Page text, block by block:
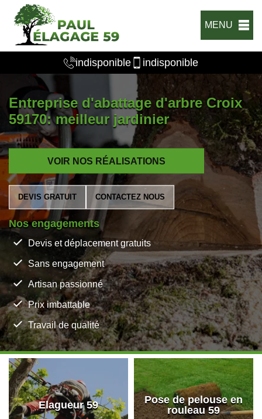
MENU
indisponible indisponible
Entreprise d'abattage d'arbre Croix
59170: meilleur jardinier
VOIR NOS RÉALISATIONS
DEVIS GRATUIT CONTACTEZ NOUS
Nos engagements
Devis et déplacement gratuits
Sans engagement
Artisan passionné
Prix imbattable
Travail de qualité
Elagueur 59
Pose de pelouse en
rouleau 59